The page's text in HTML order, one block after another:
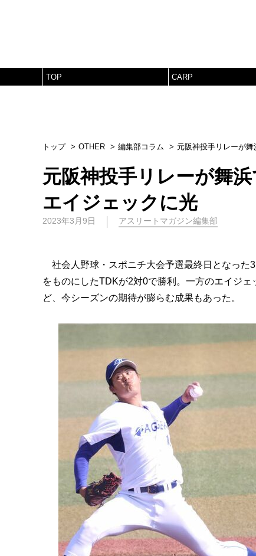
TOP CARP
トップ OTHER 編集部コラム 元阪神投手リレーが
元阪神投手リレーが舞
エイジェックに光
2023年3月9日 アスリートマガジン編集部
社会人野球・スポニチ大会予選最終日となった
をものにしたTDKが2対0で勝利。一方のエイジ
ど、今シーズンの期待が膨らむ成果もあった。